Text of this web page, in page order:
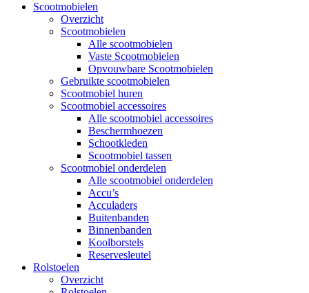
Scootmobielen
Overzicht
Scootmobielen
Alle scootmobielen
Vaste Scootmobielen
Opvouwbare Scootmobielen
Gebruikte scootmobielen
Scootmobiel huren
Scootmobiel accessoires
Alle scootmobiel accessoires
Beschermhoezen
Schootkleden
Scootmobiel tassen
Scootmobiel onderdelen
Alle scootmobiel onderdelen
Accu’s
Acculaders
Buitenbanden
Binnenbanden
Koolborstels
Reservesleutel
Rolstoelen
Overzicht